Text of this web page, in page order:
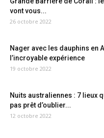
vont vous...
26 octobre 2022
Nager avec les dauphins en
l’incroyable expérience
19 octobre 2022
Nuits australiennes : 7 lieux
pas prêt d’oublier...
12 octobre 2022